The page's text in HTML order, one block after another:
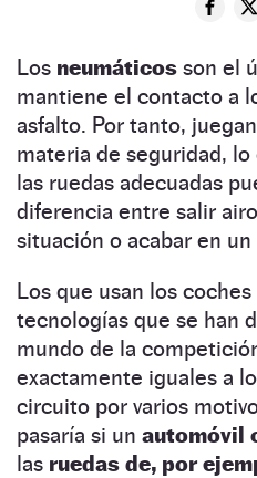
Los neumáticos son el
mantiene el contacto a
asfalto. Por tanto,
materia de seguridad,
las ruedas adecuadas
diferencia entre salir
situación o acabar en
Los que usan los
tecnologías que se han
mundo de la
exactamente iguales a
circuito por varios
pasaría si un automóvil
las ruedas de, por